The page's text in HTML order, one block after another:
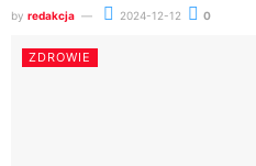
by redakcja 2024-12-12 0
ZDROWIE